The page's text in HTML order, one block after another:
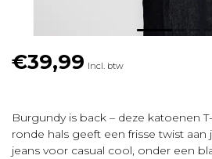
€39,99 Incl. btw
Burgundy is back – deze katoenen
ronde hals geeft een frisse twist aan
jeans voor casual cool, onder een